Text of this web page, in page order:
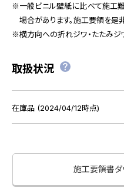
一般ビニル壁紙に比べて施工
場合があります。施工要領を是
横方向への折れジワ・たたみジ
取扱状況
在庫品 (2024/04/12時点)
施工要領書ダ